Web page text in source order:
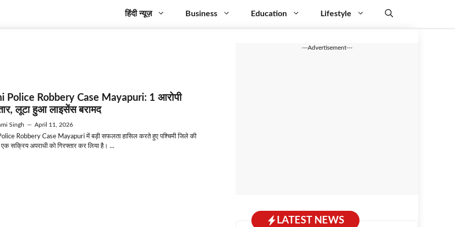
हिंदी न्यूज़ Business Education Lifestyle
Police Robbery Case Mayapuri: 1 आरोपी
लूटा हुआ लाइसेंस बरामद
Singh — April 11, 2026
Robbery Case Mayapuri में बड़ी सफलता हासिल करते हुए पश्चिमी जिले की
सक्रिय अपराधी को गिरफ्तार कर लिया है। ...
---Advertisement---
LATEST NEWS